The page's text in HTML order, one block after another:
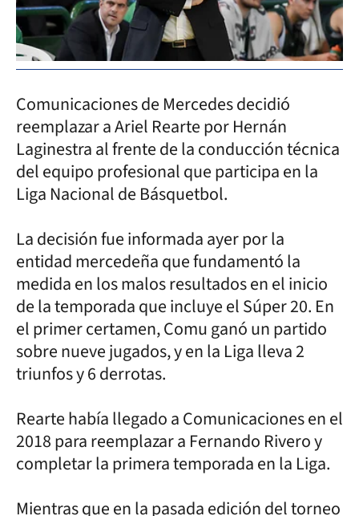
Comunicaciones de Mercedes decidió
reemplazar a Ariel Rearte por Hernán
Laginestra al frente de la conducción técnica
del equipo profesional que participa en la
Liga Nacional de Básquetbol.
La decisión fue informada ayer por la
entidad mercedeña que fundamentó la
medida en los malos resultados en el inicio
de la temporada que incluye el Súper 20. En
el primer certamen, Comu ganó un partido
sobre nueve jugados, y en la Liga lleva 2
triunfos y 6 derrotas.
Rearte había llegado a Comunicaciones en el
2018 para reemplazar a Fernando Rivero y
completar la primera temporada en la Liga.
Mientras que en la pasada edición del torneo